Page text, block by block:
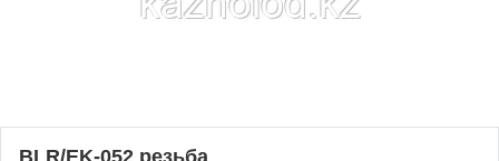
BLR/EK-052 резьба